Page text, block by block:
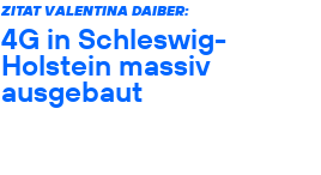
ZITAT VALENTINA DAIBER:
4G in Schleswig-
Holstein massiv
ausgebaut